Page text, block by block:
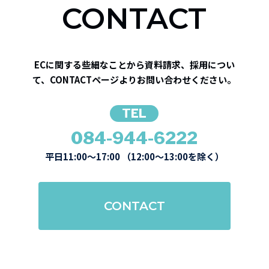
CONTACT
ECに関する些細なことから資料請求、採用につい
て、 CONTACTページよりお問い合わせください。
TEL
084-944-6222
平日11:00～17:00 （12:00～13:00を除く）
CONTACT